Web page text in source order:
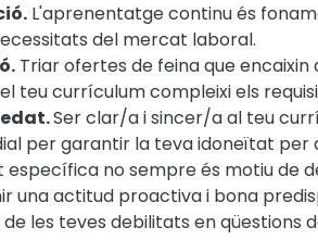
L'aprenentatge continu és
del mercat laboral.
Triar ofertes de feina que
teu currículum compleixi els
Ser clar/a i sincer/a al teu
per garantir la teva idoneïtat per
específica no sempre és motiu de
una actitud proactiva i bona
de les teves debilitats en qüestions